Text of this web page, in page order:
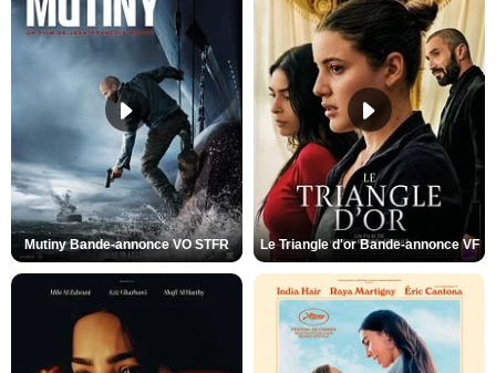
Mutiny Bande-annonce VO STFR Le Triangle d'or Bande-annonce VF